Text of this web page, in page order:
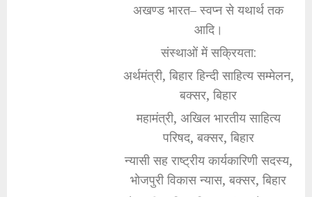
अखण्ड भारत– स्वप्न से यथार्थ तक
आदि।
संस्थाओं में सक्रियता:
अर्थमंत्री, बिहार हिन्दी साहित्य सम्मेलन,
बक्सर, बिहार
महामंत्री, अखिल भारतीय साहित्य
परिषद, बक्सर, बिहार
न्यासी सह राष्ट्रीय कार्यकारिणी सदस्य,
भोजपुरी विकास न्यास, बक्सर, बिहार